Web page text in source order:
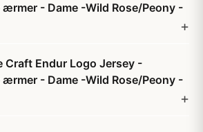
- Dame -Wild Rose/Peony -
Craft Endur Logo Jersey -
- Dame -Wild Rose/Peony -